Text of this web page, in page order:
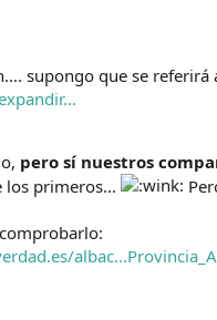
supongo que se referirá
pero sí nuestros
los primeros...